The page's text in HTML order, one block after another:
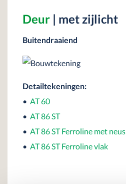
Deur | met zijlicht
Buitendraaiend
Detailtekeningen:
• AT 60
• AT 86 ST
• AT 86 ST Ferroline met neus
• AT 86 ST Ferroline vlak